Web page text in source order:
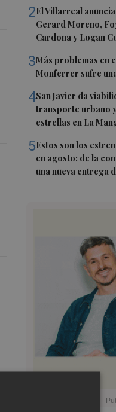
2El Villarreal
Gerard Moreno,
Cardona y Logan
3Más problemas en
Monferrer sufre
4San Javier da
transporte urbano
estrellas en La
5Estos son los
en agosto: de la
una nueva entrega